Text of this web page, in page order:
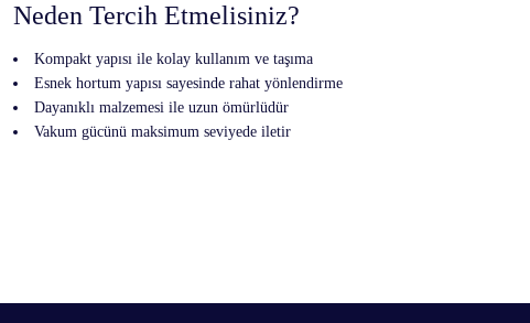
Neden Tercih Etmelisiniz?
Kompakt yapısı ile kolay kullanım ve taşıma
Esnek hortum yapısı sayesinde rahat yönlendirme
Dayanıklı malzemesi ile uzun ömürlüdür
Vakum gücünü maksimum seviyede iletir